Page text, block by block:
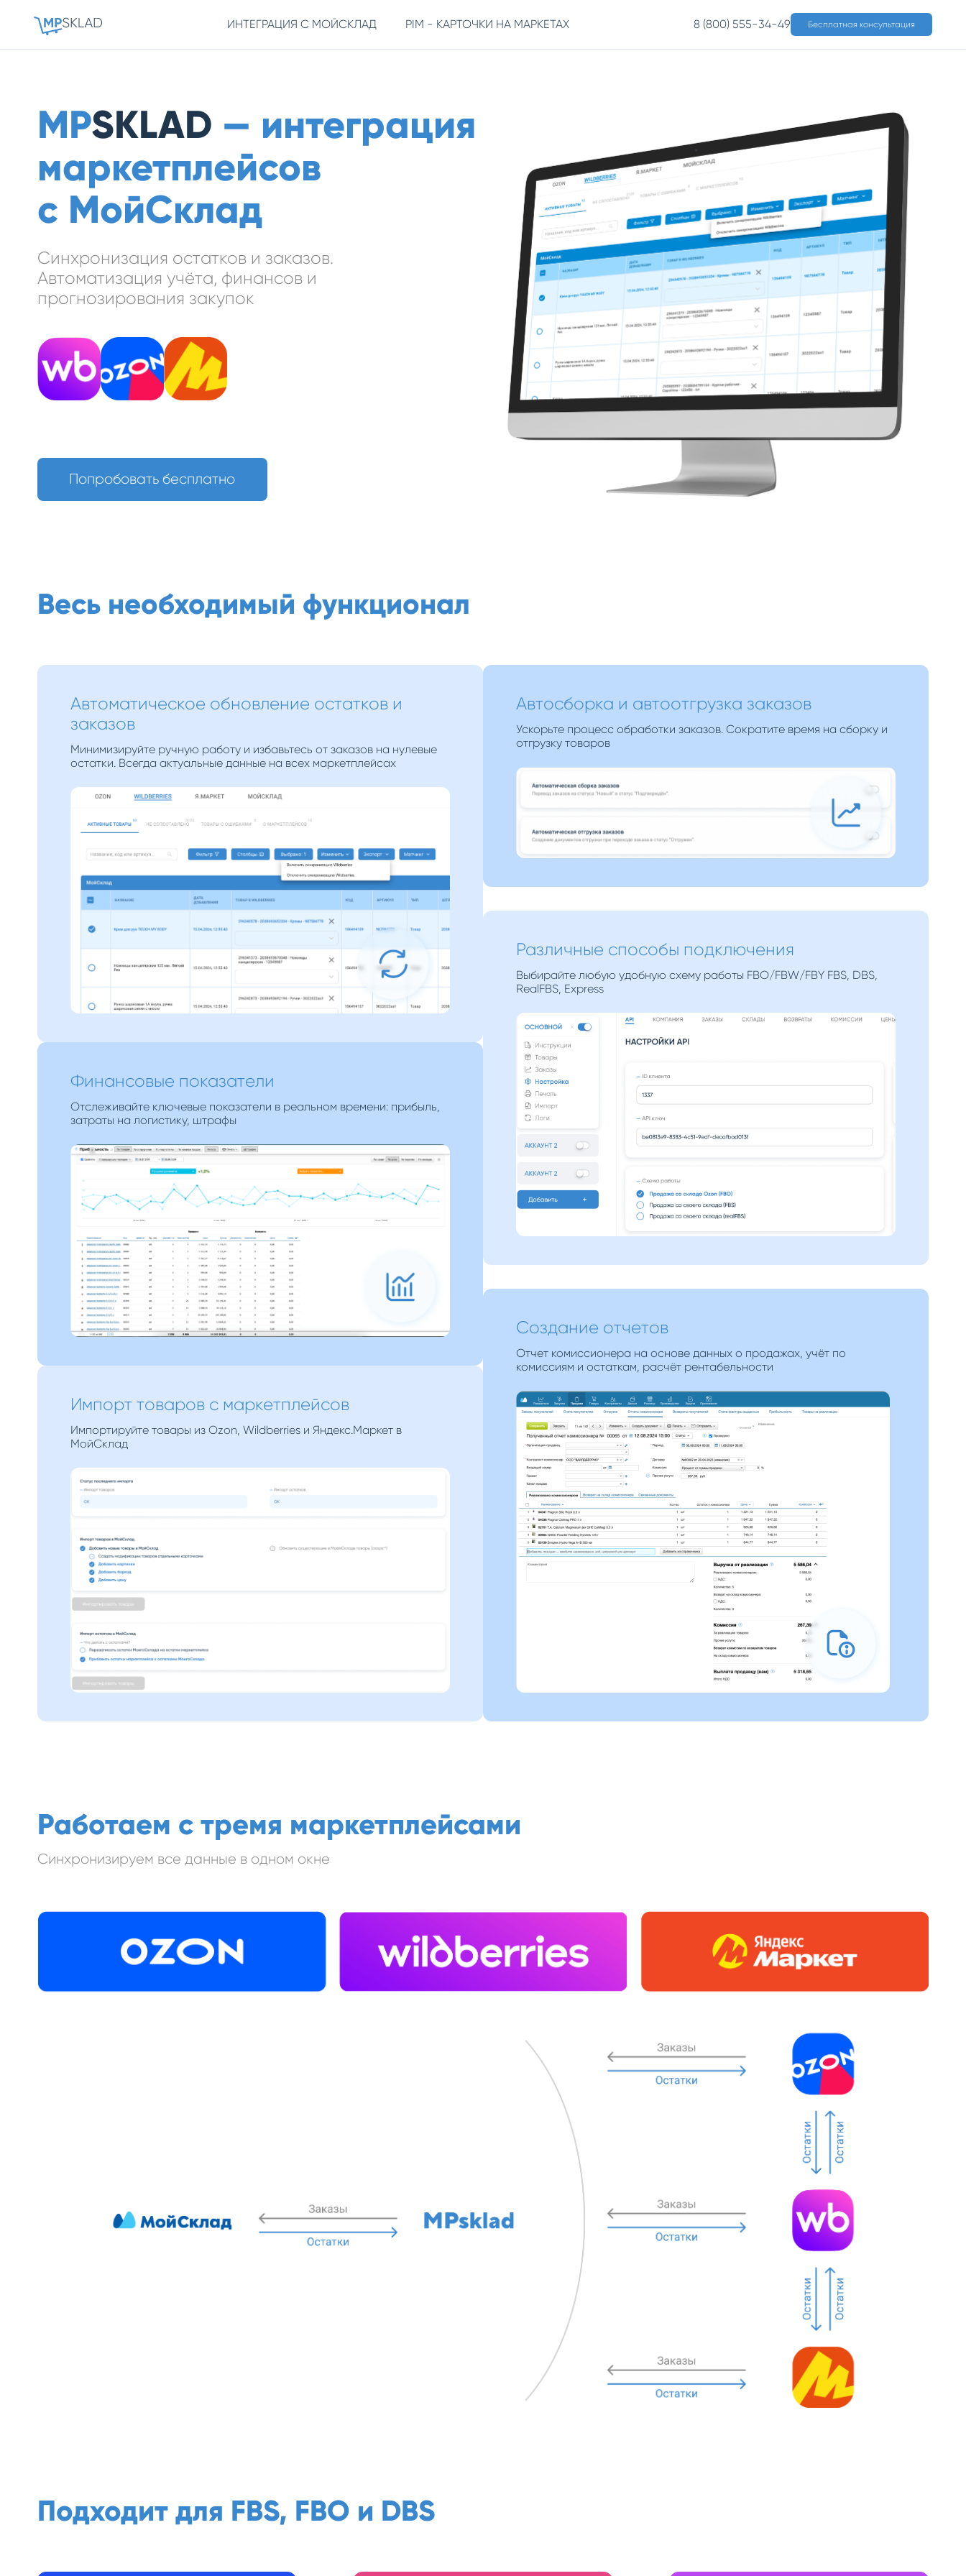
ИНТЕГРАЦИЯ С МОЙСКЛАД PIM - КАРТОЧКИ НА МАРКЕТАХ 8 (800) 555-34-49 Бесплатная консультация
MPSKLAD — интеграция
маркетплейсов
с МойСклад
Синхронизация остатков и заказов.
Автоматизация учёта, финансов и
прогнозирования закупок
Попробовать бесплатно
Весь необходимый функционал
Автоматическое обновление остатков и
заказов
Минимизируйте ручную работу и избавьтесь от заказов на нулевые
остатки. Всегда актуальные данные на всех маркетплейсах
Финансовые показатели
Отслеживайте ключевые показатели в реальном времени: прибыль,
затраты на логистику, штрафы
Импорт товаров с маркетплейсов
Импортируйте товары из Ozon, Wildberries и Яндекс.Маркет в
МойСклад
Автосборка и автоотгрузка заказов
Ускорьте процесс обработки заказов. Сократите время на сборку и
отгрузку товаров
Различные способы подключения
Выбирайте любую удобную схему работы FBO/FBW/FBY FBS, DBS,
RealFBS, Express
Создание отчетов
Отчет комиссионера на основе данных о продажах, учёт по
комиссиям и остаткам, расчёт рентабельности
Работаем с тремя маркетплейсами
Синхронизируем все данные в одном окне
Подходит для FBS, FBO и DBS